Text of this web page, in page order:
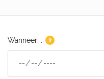
Wanneer: :